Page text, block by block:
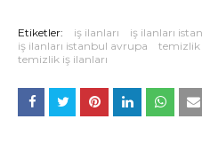
Etiketler: iş ilanları
iş ilanları
iş ilanları istanbul avrupa
temizlik
temizlik iş ilanları